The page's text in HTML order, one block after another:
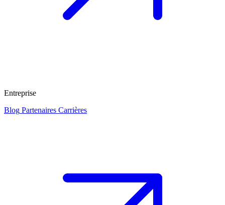
Entreprise
Blog Partenaires Carrières